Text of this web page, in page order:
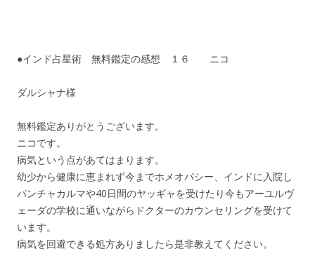
●インド占星術 無料鑑定の感想 １６ ニコ
ダルシャナ様
無料鑑定ありがとうございます。
ニコです。
病気という点があてはまります。
幼少から健康に恵まれず今までホメオパシー、インドに入院し
パンチャカルマや40日間のヤッギャを受けたり今もアーユルヴ
ェーダの学校に通いながらドクターのカウンセリングを受けて
います。
病気を回避できる処方ありましたら是非教えてください。